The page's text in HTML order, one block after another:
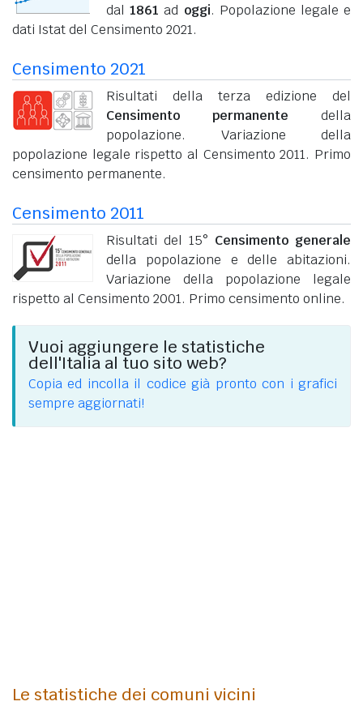
dal1861 ad oggi. Popolazione legale e
dati Istat del Censimento 2021.
Censimento 2021
Risultati della terza edizione del
Censimento permanente della
popolazione. Variazione della
popolazione legale rispetto al Censimento 2011. Primo
censimento permanente.
Censimento 2011
Risultati del 15° Censimento generale
della popolazione e delle abitazioni.
Variazione della popolazione legale
rispetto al Censimento 2001. Primo censimento online.
Vuoi aggiungere le statistiche
dell'Italia al tuo sito web?
Copia ed incolla il codice già pronto con i grafici
sempre aggiornati!
Le statistiche dei comuni vicini